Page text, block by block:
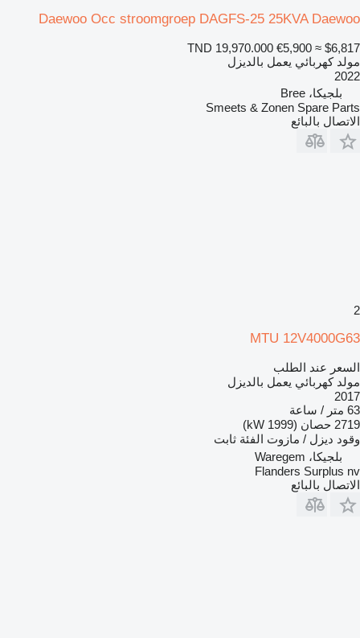
Daewoo Occ stroomgroep DAGFS-25 25KVA Daewoo
TND 19,970.000 €5,900 ≈ $6,817
مولد كهربائي يعمل بالديزل
2022
بلجيكا، Bree
Smeets & Zonen Spare Parts
الاتصال بالبائع
2
MTU 12V4000G63
السعر عند الطلب
مولد كهربائي يعمل بالديزل
2017
63 متر / ساعة
2719 حصان (1999 kW)
وقود ديزل / مازوت الفئة ثابت
بلجيكا، Waregem
Flanders Surplus nv
الاتصال بالبائع